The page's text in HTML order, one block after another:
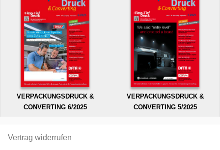
VERPACKUNGSDRUCK &
CONVERTING 6/2025
VERPACKUNGSDRUCK &
CONVERTING 5/2025
Vertrag widerrufen